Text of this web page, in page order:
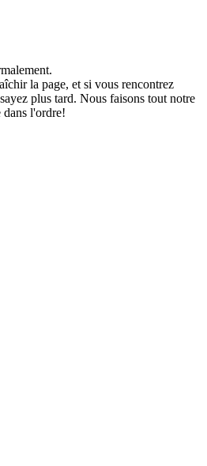
la page, et si vous rencontrez
plus tard. Nous faisons tout notre
dans l'ordre!